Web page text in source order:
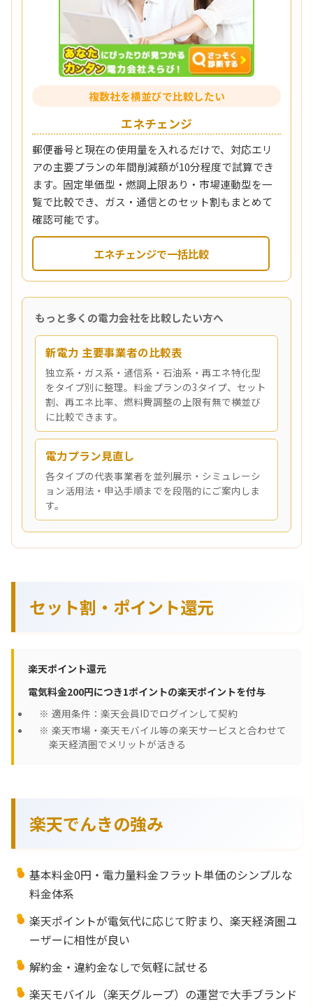
複数社を横並びで比較したい
エネチェンジ
郵便番号と現在の使用量を入れるだけで、対応エリ
アの主要プランの年間削減額が10分程度で試算でき
ます。固定単価型・燃調上限あり・市場連動型を一
覧で比較でき、ガス・通信とのセット割もまとめて
確認可能です。
エネチェンジで一括比較
もっと多くの電力会社を比較したい方へ
新電力 主要事業者の比較表
独立系・ガス系・通信系・石油系・再エネ特化型
をタイプ別に整理。料金プランの3タイプ、セット
割、再エネ比率、燃料費調整の上限有無で横並び
に比較できます。
電力プラン見直し
各タイプの代表事業者を並列展示・シミュレーシ
ョン活用法・申込手順までを段階的にご案内しま
す。
セット割・ポイント還元
楽天ポイント還元
電気料金200円につき1ポイントの楽天ポイントを付与
適用条件：楽天会員IDでログインして契約
楽天市場・楽天モバイル等の楽天サービスと合わせて
楽天経済圏でメリットが活きる
楽天でんきの強み
基本料金0円・電力量料金フラット単価のシンプルな
料金体系
楽天ポイントが電気代に応じて貯まり、楽天経済圏ユ
ーザーに相性が良い
解約金・違約金なしで気軽に試せる
楽天モバイル（楽天グループ）の運営で大手ブランド